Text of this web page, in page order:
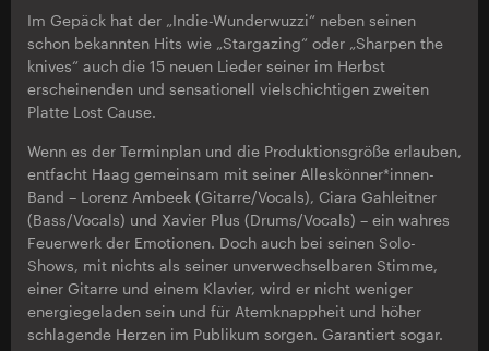
Im Gepäck hat der „Indie-Wunderwuzzi“ neben seinen
schon bekannten Hits wie „Stargazing“ oder „Sharpen the
knives“ auch die 15 neuen Lieder seiner im Herbst
erscheinenden und sensationell vielschichtigen zweiten
Platte Lost Cause.
Wenn es der Terminplan und die Produktionsgröße erlauben,
entfacht Haag gemeinsam mit seiner Alleskönner*innen-
Band – Lorenz Ambeek (Gitarre/Vocals), Ciara Gahleitner
(Bass/Vocals) und Xavier Plus (Drums/Vocals) – ein wahres
Feuerwerk der Emotionen. Doch auch bei seinen Solo-
Shows, mit nichts als seiner unverwechselbaren Stimme,
einer Gitarre und einem Klavier, wird er nicht weniger
energiegeladen sein und für Atemknappheit und höher
schlagende Herzen im Publikum sorgen. Garantiert sogar.